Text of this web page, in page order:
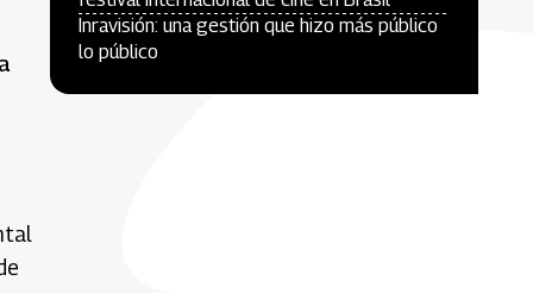
Inravisión: una gestión que hizo más público
lo público